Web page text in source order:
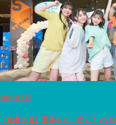
2026.07.17
【若者必見】夏休みどこ行く？ VS